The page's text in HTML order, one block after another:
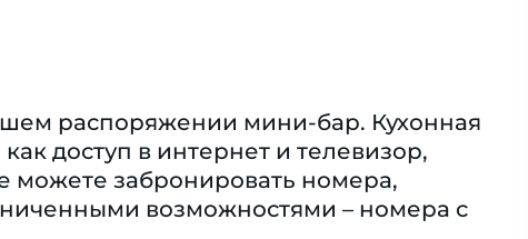
распоряжении мини-бар. Кухонная
доступ в интернет и телевизор,
можете забронировать номера,
возможностями – номера с